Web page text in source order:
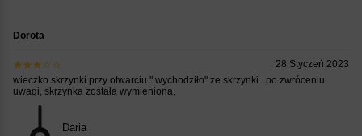
Dorota
28 Styczeń 2023
wieczko skrzynki przy otwarciu " wychodziło" ze skrzynki...po zwróceniu
uwagi, skrzynka została wymieniona,
Daria